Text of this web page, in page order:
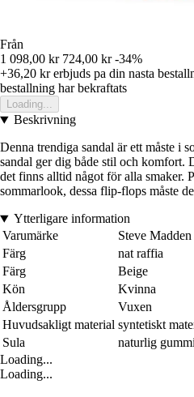
Från
1 098,00 kr 724,00 kr -34%
+36,20 krerbjuds pa din nasta
bestallning har bekraftats
Loading...
Beskrivning
Denna trendiga sandal är ett måste i
sandal ger dig både stil och komfort.
det finns alltid något för alla smaker.
sommarlook, dessa flip-flops måste
Ytterligare information
Varumärke
Steve Madden
Färg
nat raffia
Färg
Beige
Kön
Kvinna
Åldersgrupp
Vuxen
Huvudsakligt material syntetiskt
Sula
naturlig
Loading...
Loading...